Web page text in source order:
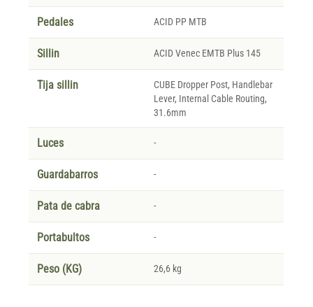
Pedales ACID PP MTB
Sillin ACID Venec EMTB Plus 145
Tija sillin
CUBE Dropper Post, Handlebar
Lever, Internal Cable Routing,
31.6mm
Luces -
Guardabarros -
Pata de cabra -
Portabultos -
Peso (KG) 26,6 kg